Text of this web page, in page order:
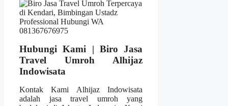
Hubungi Kami | Biro Jasa
Travel Umroh Alhijaz
Indowisata
Kontak Kami Alhijaz Indowisata
adalah jasa travel umroh yang